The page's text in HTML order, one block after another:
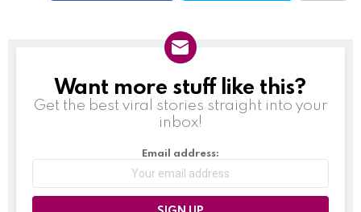
NEWSLETTER
Want more stuff like this?
Get the best viral stories straight into your
inbox!
Email address: